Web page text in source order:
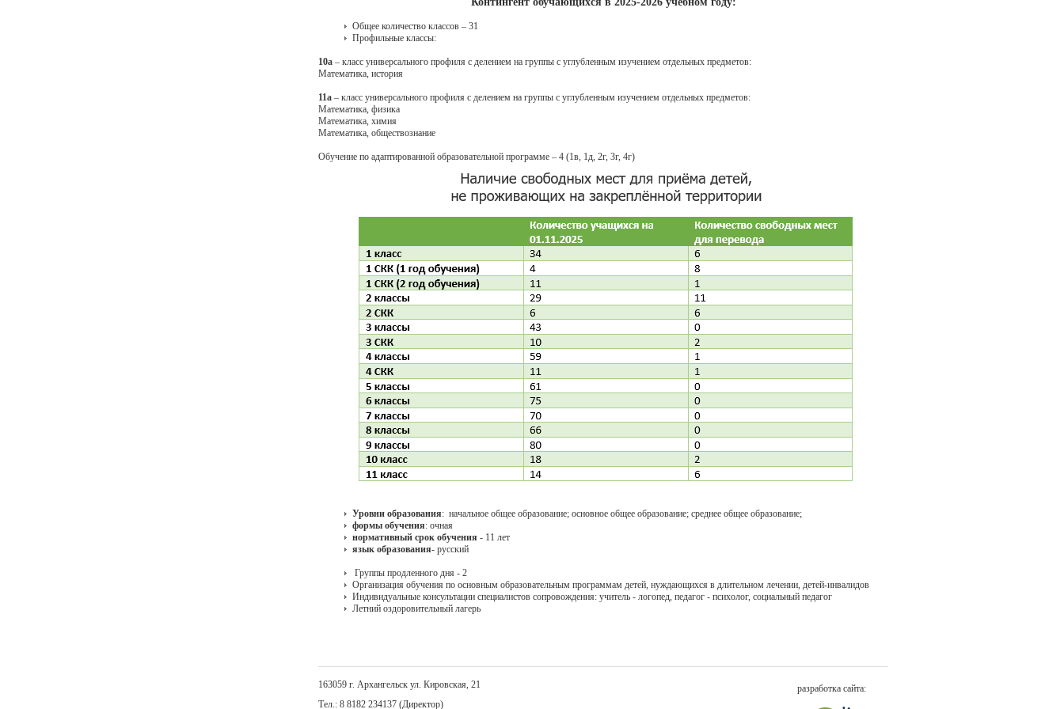
Общее количество классов – 31
Профильные классы:
10а – класс универсального профиля с делением на группы с углубленным изучением отдельных предметов:
Математика, история
11а – класс универсального профиля с делением на группы с углубленным изучением отдельных предметов:
Математика, физика
Математика, химия
Математика, обществознание
Обучение по адаптированной образовательной программе – 4 (1в, 1д, 2г, 3г, 4г)
Уровни образования: начальное общее образование; основное общее образование; среднее общее образование;
формы обучения: очная
нормативный срок обучения - 11 лет
язык образования- русский
Группы продленного дня - 2
Организация обучения по основным образовательным программам детей, нуждающихся в длительном лечении, детей-инвалидов
Индивидуальные консультации специалистов сопровождения: учитель - логопед, педагог - психолог, социальный педагог
Летний оздоровительный лагерь
163059 г. Архангельск ул. Кировская, 21
Тел.: 8 8182 234137 (Директор)
разработка сайта: